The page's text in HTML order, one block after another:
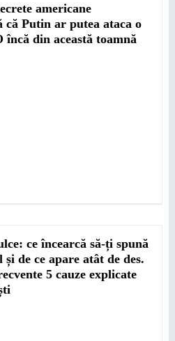
americane
că Putin ar putea ataca o
încă din această toamnă
ce încearcă să-ți spună
de ce apare atât de des.
5 cauze explicate